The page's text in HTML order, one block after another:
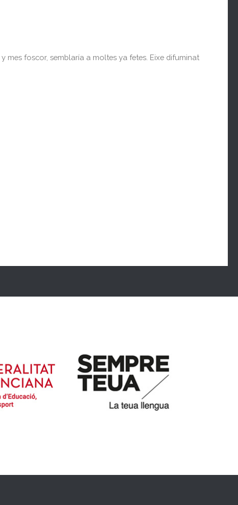
foscor, semblaría a moltes ya fetes. Eixe difuminat